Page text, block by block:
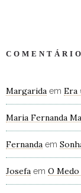
Margarida em Era
Maria Fernanda
Fernanda em
Josefa em O